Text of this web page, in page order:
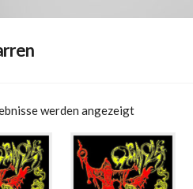
werden angezeigt